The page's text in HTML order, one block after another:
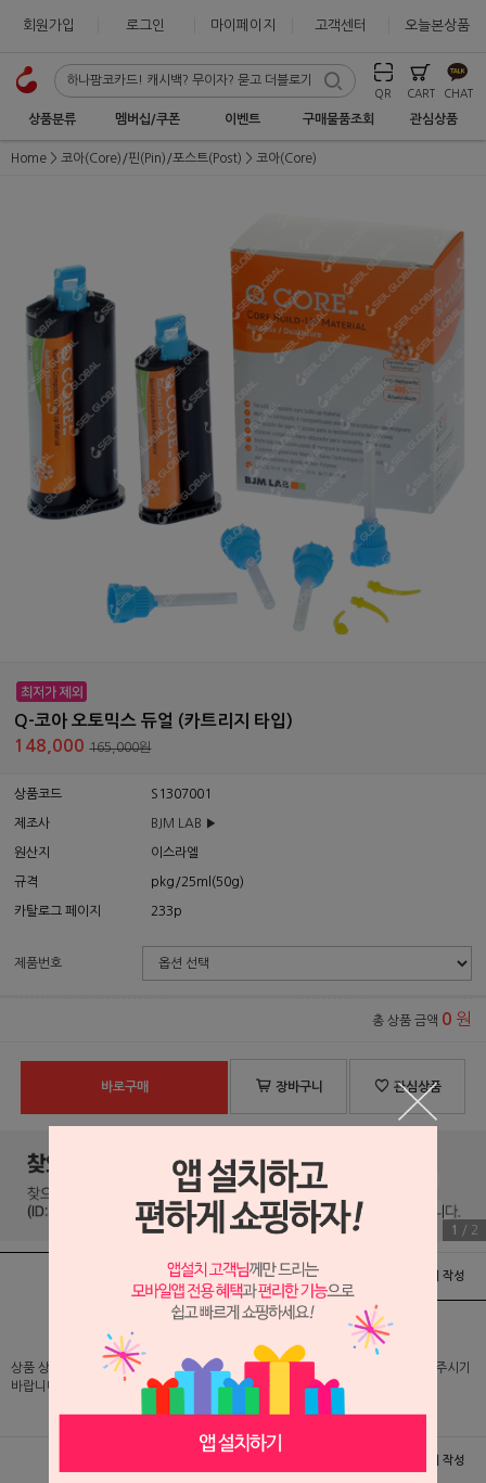
회원가입 로그인 마이페이지 고객센터 오늘본상품
QR CART CHAT
상품분류 멤버십/쿠폰 이벤트 구매물품조회 관심상품
Home 코아(Core)/핀(Pin)/포스트(Post) 코아(Core)
Q-코아 오토믹스 듀얼 (카트리지 타입)
148,000165,000원
상품코드 S1307001
제조사 BJM LAB ▶
원산지 이스라엘
규격 pkg/25ml(50g)
카탈로그 페이지 233p
제품번호
총 상품 금액 0 원
바로구매 장바구니 관심상품
1 / 2
배송 및 교환/반품안내 상품후기 및 평가서 작성
상품 상세 설명 및 실제 구매 가격은 로그인 후 확인 가능하오니 반드시 로그인해 주시기
바랍니다.
상품후기 및 평가서 작성